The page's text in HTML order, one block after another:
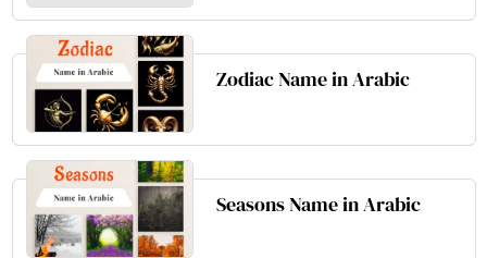
Zodiac Name in Arabic
Seasons Name in Arabic